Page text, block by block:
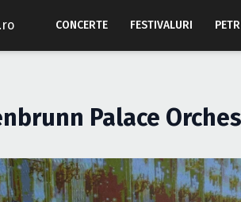
CONCERTE FESTIVALURI
Palace